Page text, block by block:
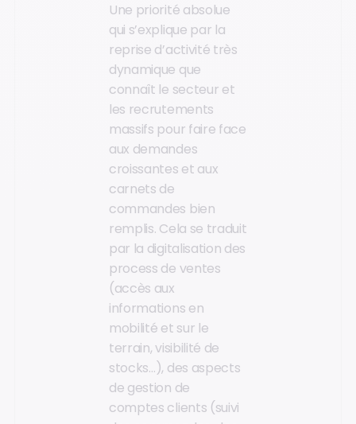
Une priorité absolue
qui s’explique par la
reprise d’activité très
dynamique que
connaît le secteur et
les recrutements
massifs pour faire face
aux demandes
croissantes et aux
carnets de
commandes bien
remplis. Cela se traduit
par la digitalisation des
process de ventes
(accès aux
informations en
mobilité et sur le
terrain, visibilité de
stocks…), des aspects
de gestion de
comptes clients (suivi